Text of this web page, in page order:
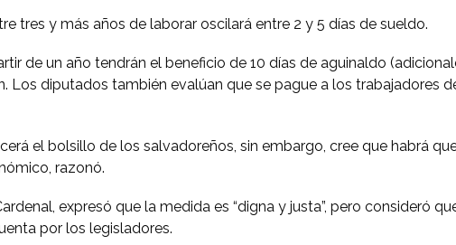
tres y más años de laborar oscilará entre 2 y 5 días de sueldo.
de un año tendrán el beneficio de 10 días de aguinaldo
Los diputados también evalúan que se pague a los trabajadores
el bolsillo de los salvadoreños, sin embargo, cree que habrá
razonó.
expresó que la medida es “digna y justa”, pero consideró
por los legisladores.